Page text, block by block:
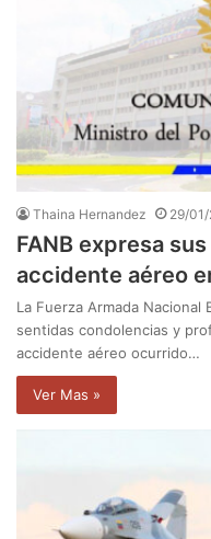
Thaina Hernandez 29/
FANB expresa
accidente aéreo
La Fuerza Armada Nacional
sentidas condolencias y
accidente aéreo ocurrido…
Ver Mas »